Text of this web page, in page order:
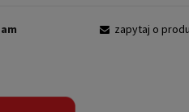
zapytaj o